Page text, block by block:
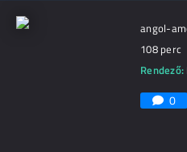
angol-
108 perc
Rendező:
0